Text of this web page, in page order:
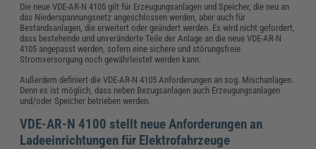
Die neue VDE-AR-N 4105 gilt für Erzeugungsanlagen und Speicher, die neu an
das Niederspannungsnetz angeschlossen werden, aber auch für
Bestandsanlagen, die erweitert oder geändert werden. Es wird nicht gefordert,
dass bestehende und unveränderte Teile der Anlage an die neue VDE-AR-N
4105 angepasst werden, sofern eine sichere und störungsfreie
Stromversorgung noch gewährleistet werden kann.
Außerdem definiert die VDE-AR-N 4105 Anforderungen an sog. Mischanlagen.
Denn es ist möglich, dass neben Bezugsanlagen auch Erzeugungsanlagen
und/oder Speicher betrieben werden.
VDE-AR-N 4100 stellt neue Anforderungen an
Ladeeinrichtungen für Elektrofahrzeuge